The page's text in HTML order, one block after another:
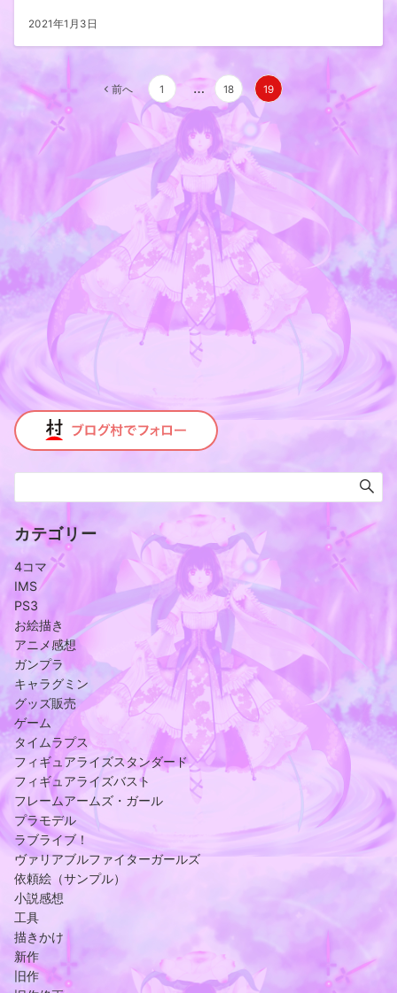
2021年1月3日
投
前へ 1 … 18 19
カテゴリー
4コマ
IMS
PS3
お絵描き
アニメ感想
ガンプラ
キャラグミン
グッズ販売
ゲーム
タイムラプス
フィギュアライズスタンダード
フィギュアライズバスト
フレームアームズ・ガール
プラモデル
ラブライブ！
ヴァリアブルファイターガールズ
依頼絵（サンプル）
小説感想
工具
描きかけ
新作
旧作